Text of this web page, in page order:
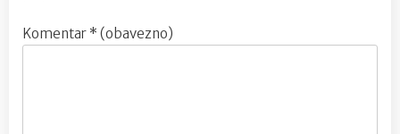
Komentar * (obavezno)